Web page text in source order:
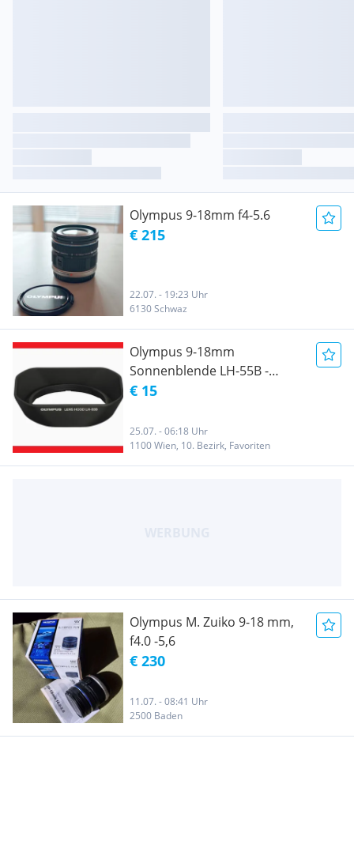
Olympus 9-18mm f4-5.6
€ 215
22.07. - 19:23 Uhr
6130 Schwaz
Olympus 9-18mm
Sonnenblende LH-55B -
Neuwertig
€ 15
25.07. - 06:18 Uhr
1100 Wien, 10. Bezirk, Favoriten
Olympus M. Zuiko 9-18 mm,
f4.0 -5,6
€ 230
11.07. - 08:41 Uhr
2500 Baden